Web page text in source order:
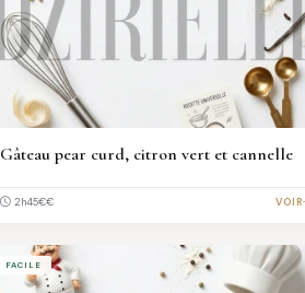
Gâteau pear curd, citron vert et cannelle
2h45€€ VOIR
FACILE